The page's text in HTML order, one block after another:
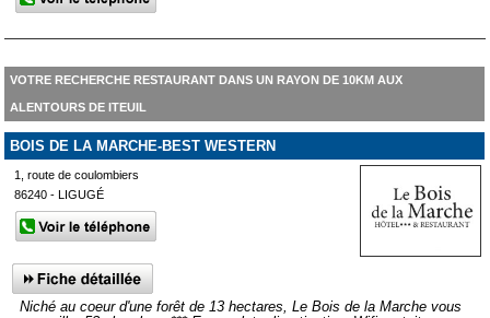
VOTRE RECHERCHE RESTAURANT DANS UN RAYON DE 10KM AUX
ALENTOURS DE ITEUIL
BOIS DE LA MARCHE-BEST WESTERN
1, route de coulombiers
86240 - LIGUGÉ
Niché au coeur d'une forêt de 13 hectares, Le Bois de la Marche vous